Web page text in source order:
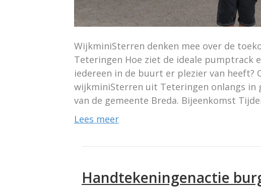
WijkminiSterren denken mee over de
Teteringen Hoe ziet de ideale pumptrack
iedereen in de buurt er plezier van heeft?
wijkminiSterren uit Teteringen onlangs in
van de gemeente Breda. Bijeenkomst
Lees meer
Handtekeningenactie